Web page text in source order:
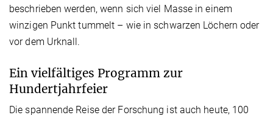
beschrieben werden, wenn sich viel Masse in einem
winzigen Punkt tummelt – wie in schwarzen Löchern oder
vor dem Urknall.
Ein vielfältiges Programm zur
Hundertjahrfeier
Die spannende Reise der Forschung ist auch heute, 100